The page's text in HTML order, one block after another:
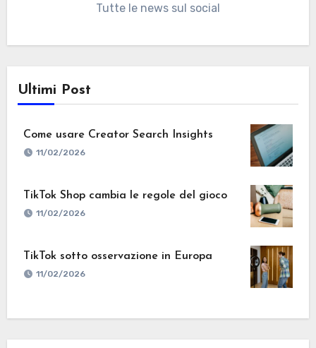
Tutte le news sul social
Ultimi Post
Come usare Creator Search Insights
11/02/2026
TikTok Shop cambia le regole del gioco
11/02/2026
TikTok sotto osservazione in Europa
11/02/2026